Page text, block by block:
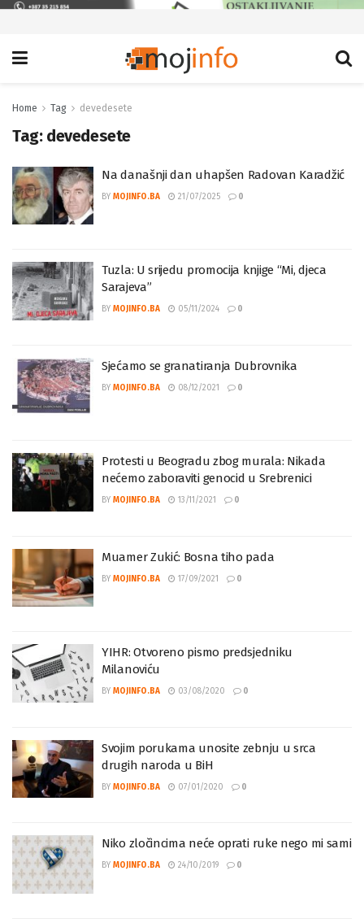
Home Tag devedesete
Tag: devedesete
Na današnji dan uhapšen Radovan Karadžić
BY MOJINFO.BA 21/07/2025 0
Tuzla: U srijedu promocija knjige “Mi, djeca
Sarajeva”
BY MOJINFO.BA 05/11/2024 0
Sjećamo se granatiranja Dubrovnika
BY MOJINFO.BA 08/12/2021 0
Protesti u Beogradu zbog murala: Nikada
nećemo zaboraviti genocid u Srebrenici
BY MOJINFO.BA 13/11/2021 0
Muamer Zukić: Bosna tiho pada
BY MOJINFO.BA 17/09/2021 0
YIHR: Otvoreno pismo predsjedniku
Milanoviću
BY MOJINFO.BA 03/08/2020 0
Svojim porukama unosite zebnju u srca
drugih naroda u BiH
BY MOJINFO.BA 07/01/2020 0
Niko zločincima neće oprati ruke nego mi sami
BY MOJINFO.BA 24/10/2019 0